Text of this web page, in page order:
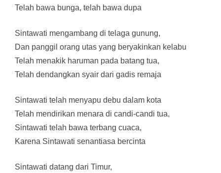
Telah bawa bunga, telah bawa dupa
Sintawati mengambang di telaga gunung,
Dan panggil orang utas yang beryakinkan kelabu
Telah menakik haruman pada batang tua,
Telah dendangkan syair dari gadis remaja
Sintawati telah menyapu debu dalam kota
Telah mendirikan menara di candi-candi tua,
Sintawati telah bawa terbang cuaca,
Karena Sintawati senantiasa bercinta
Sintawati datang dari Timur,